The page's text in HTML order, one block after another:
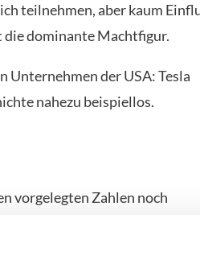
teilnehmen, aber kaum
dominante Machtfigur.
der USA: Tesla
nahezu beispiellos.
vorgelegten Zahlen noch